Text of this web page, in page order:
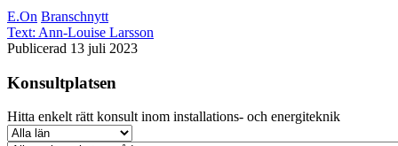
E.On Branschnytt
Text: Ann-Louise Larsson
Publicerad 13 juli 2023
Konsultplatsen
Hitta enkelt rätt konsult inom installations- och energiteknik